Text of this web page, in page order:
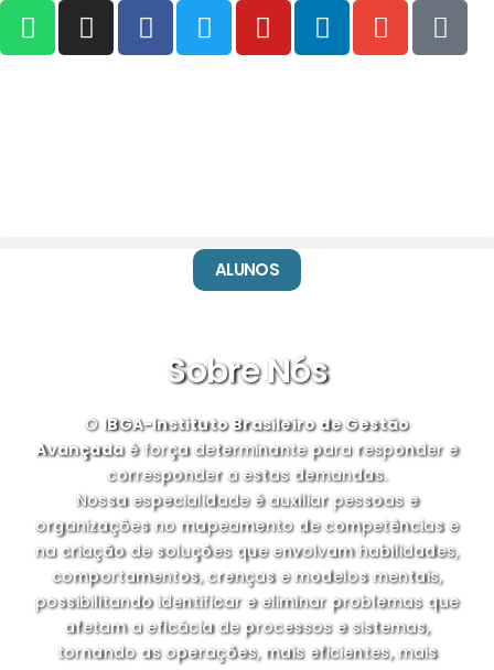
ALUNOS
Sobre Nós
O IBGA-Instituto Brasileiro de Gestão
Avançadaé força determinante para responder e
corresponder a estas demandas.
Nossa especialidade é auxiliar pessoas e
organizações no mapeamento de competências e
na criação de soluções que envolvam habilidades,
comportamentos, crenças e modelos mentais,
possibilitando identificar e eliminar problemas que
afetam a eficácia de processos e sistemas,
tornando as operações, mais eficientes, mais